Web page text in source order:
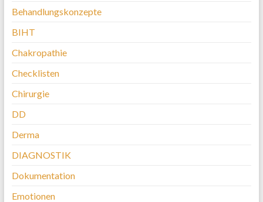
Behandlungskonzepte
BIHT
Chakropathie
Checklisten
Chirurgie
DD
Derma
DIAGNOSTIK
Dokumentation
Emotionen